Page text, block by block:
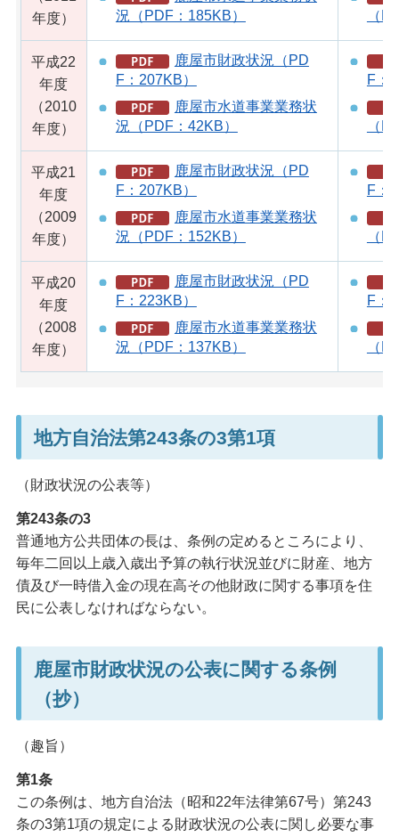
年度）
況（PDF：185KB）
（
平成22
年度
（2010
年度）
鹿屋市財政状況（PD
F：207KB）
鹿屋市水道事業業務状
況（PDF：42KB）
F：
（
平成21
年度
（2009
年度）
鹿屋市財政状況（PD
F：207KB）
鹿屋市水道事業業務状
況（PDF：152KB）
F：
（
平成20
年度
（2008
年度）
鹿屋市財政状況（PD
F：223KB）
鹿屋市水道事業業務状
況（PDF：137KB）
F：
（
地方自治法第243条の3第1項
（財政状況の公表等）
第243条の3
普通地方公共団体の長は、条例の定めるところにより、
毎年二回以上歳入歳出予算の執行状況並びに財産、地方
債及び一時借入金の現在高その他財政に関する事項を住
民に公表しなければならない。
鹿屋市財政状況の公表に関する条例
（抄）
（趣旨）
第1条
この条例は、 地方自治法（昭和22年法律第67号）第243
条の3第1項の規定による財政状況の公表に関し必要な事